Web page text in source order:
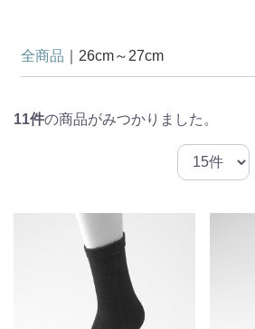
全商品 26cm～27cm
11件の商品がみつかりました。